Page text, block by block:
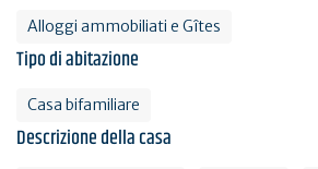
Alloggi ammobiliati e Gîtes
Tipo di abitazione
Casa bifamiliare
Descrizione della casa